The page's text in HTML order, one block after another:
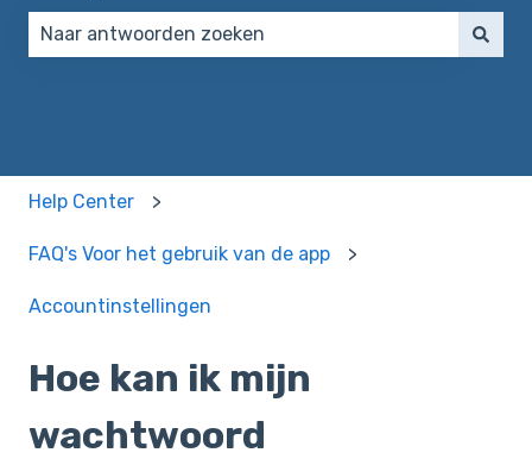
Help Center
FAQ's Voor het gebruik van de app
Accountinstellingen
Hoe kan ik mijn
wachtwoord